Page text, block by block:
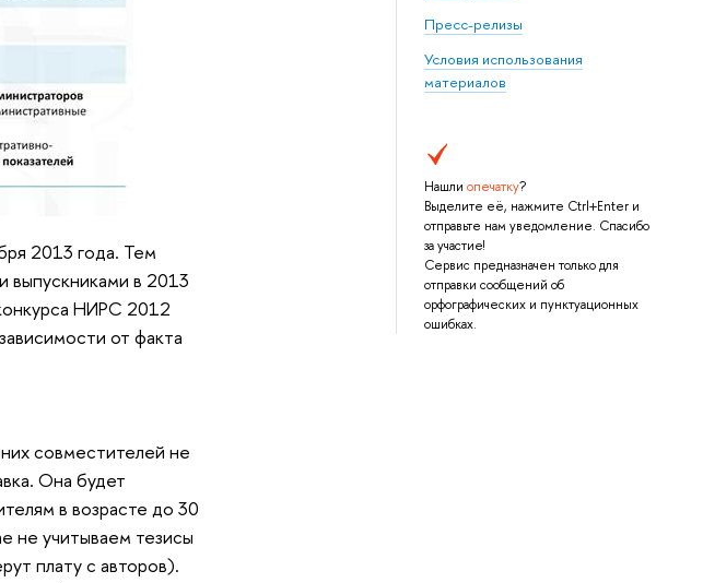
Пресс-релизы
Условия использования
материалов
Нашли опечатку?
Выделите её, нажмите Ctrl+Enter и
отправьте нам уведомление. Спасибо
за участие!
Сервис предназначен только для
отправки сообщений об
орфографических и пунктуационных
ошибках.
2013 года. Тем
выпускниками в 2013
НИРС 2012
от факта
совместителей не
Она будет
в возрасте до 30
не учитываем тезисы
плату с авторов).